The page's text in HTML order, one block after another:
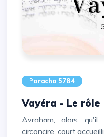
Paracha 5784
Vayéra - Le
Avraham, alors qu'il vient tout juste de se
circoncire, court